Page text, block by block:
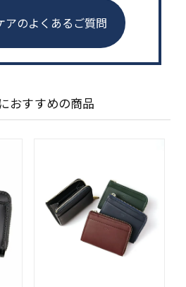
アのよくあるご質問
おすすめの商品